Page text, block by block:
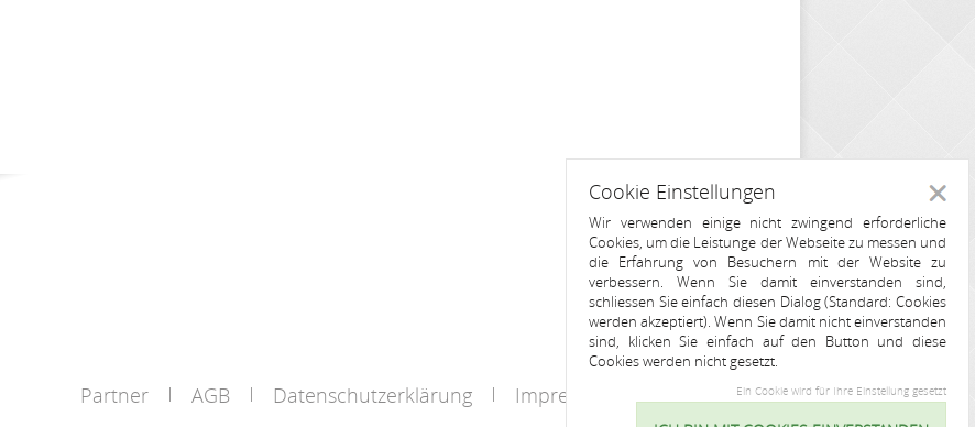
Partner AGB Datenschutzerklärung Impressum Kontakt
Cookie Einstellungen
Wir verwenden einige nicht zwingend erforderliche
Cookies, um die Leistunge der Webseite zu messen und
die Erfahrung von Besuchern mit der Website zu
verbessern. Wenn Sie damit einverstanden sind,
schliessen Sie einfach diesen Dialog (Standard: Cookies
werden akzeptiert). Wenn Sie damit nicht einverstanden
sind, klicken Sie einfach auf den Button und diese
Cookies werden nicht gesetzt.
Ein Cookie wird für Ihre Einstellung gesetzt